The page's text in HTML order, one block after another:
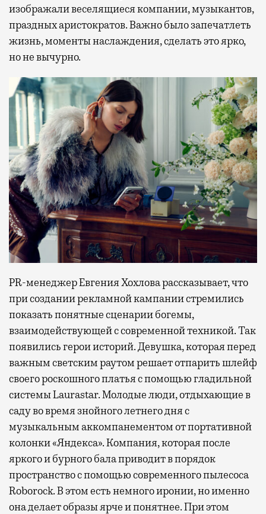
изображали веселящиеся компании, музыкантов,
праздных аристократов. Важно было запечатлеть
жизнь, моменты наслаждения, сделать это ярко,
но не вычурно.
PR-менеджер Евгения Хохлова рассказывает, что
при создании рекламной кампании стремились
показать понятные сценарии богемы,
взаимодействующей с современной техникой. Так
появились герои историй. Девушка, которая перед
важным светским раутом решает отпарить шлейф
своего роскошного платья с помощью гладильной
системы Laurastar. Молодые люди, отдыхающие в
саду во время знойного летнего дня с
музыкальным аккомпанементом от портативной
колонки «Яндекса». Компания, которая после
яркого и бурного бала приводит в порядок
пространство с помощью современного пылесоса
Roborock. В этом есть немного иронии, но именно
она делает образы ярче и понятнее. При этом